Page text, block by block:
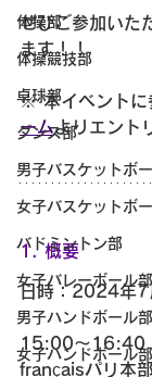
体操部
体操競技部
卓球部
ダンス部
男子バスケットボ
女子バスケットボ
バドミントン部
女子バレーボール部
男子ハンドボール部
女子ハンドボール部
ぜひご参加いた
ます！！
※ 本イベントに
ームよりエント
1. 概要
日時：2024年
15:00～16:40
françaisパリ本